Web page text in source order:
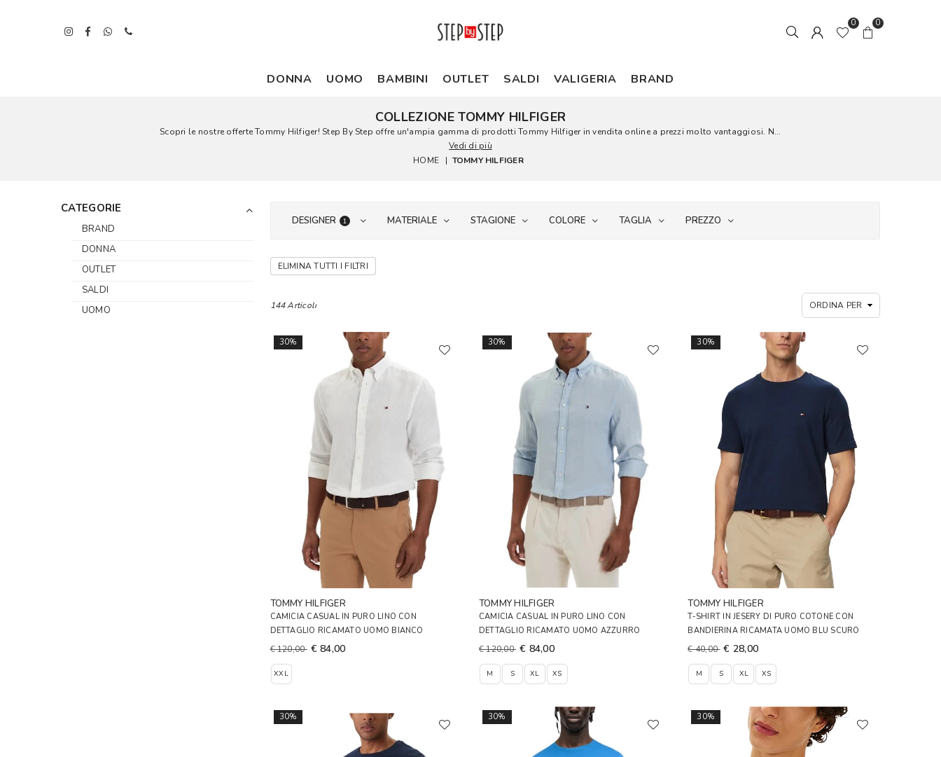
0 0
DONNA UOMO BAMBINI OUTLET SALDI VALIGERIA BRAND
COLLEZIONE TOMMY HILFIGER
Scopri le nostre offerte Tommy Hilfiger! Step By Step offre un'ampia gamma di prodotti Tommy Hilfiger in vendita online a prezzi molto vantaggiosi. N...
Vedi di più
HOME
| TOMMY HILFIGER
CATEGORIE
BRAND
DONNA
OUTLET
SALDI
UOMO
DESIGNER 1 MATERIALE STAGIONE COLORE TAGLIA PREZZO
ELIMINA TUTTI I FILTRI
144 Articoli
30%
TOMMY HILFIGER
CAMICIA CASUAL IN PURO LINO CON
DETTAGLIO RICAMATO UOMO BIANCO
€ 120,00 € 84,00
XXL
30%
TOMMY HILFIGER
CAMICIA CASUAL IN PURO LINO CON
DETTAGLIO RICAMATO UOMO AZZURRO
€ 120,00 € 84,00
M S XL XS
30%
TOMMY HILFIGER
T-SHIRT IN JESERY DI PURO COTONE CON
BANDIERINA RICAMATA UOMO BLU SCURO
€ 40,00 € 28,00
M S XL XS
30% 30% 30%